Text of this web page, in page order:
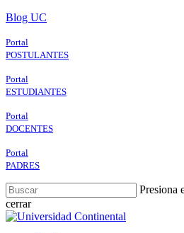
Skip
main
content
Blog UC
Portal
POSTULANTES
Portal
ESTUDIANTES
Portal
DOCENTES
Portal
PADRES
Presiona
cerrar
Close